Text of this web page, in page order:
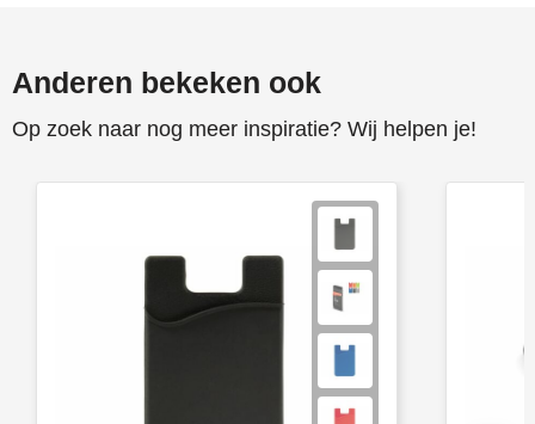
Anderen bekeken ook
Op zoek naar nog meer inspiratie? Wij helpen je!